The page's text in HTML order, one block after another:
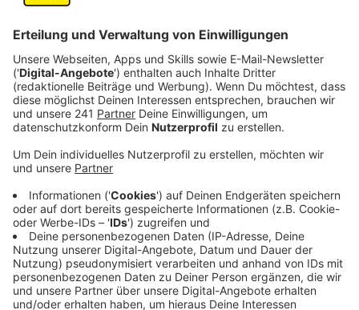
Laura Potting kommt in ihrem Gespräch mit Lukas und
Felix von FAST BOY auf ihren aktuellen Song "Wave"
zu sprechen, der an den Hit "Self Control" angelehnt
ist. Die Meisten kennen diesen Song wahrscheinlich in
der Version von Laura Branigan, aber das Original
stammt vom italienischen Sänger Raf. FAST BOY
sagen, dass sie sich selten der sogenannten
interpretieren. Doch diese Nummer fanden sie
richtig auf dem Schirm hatte.
Anzeige
Laura Potting